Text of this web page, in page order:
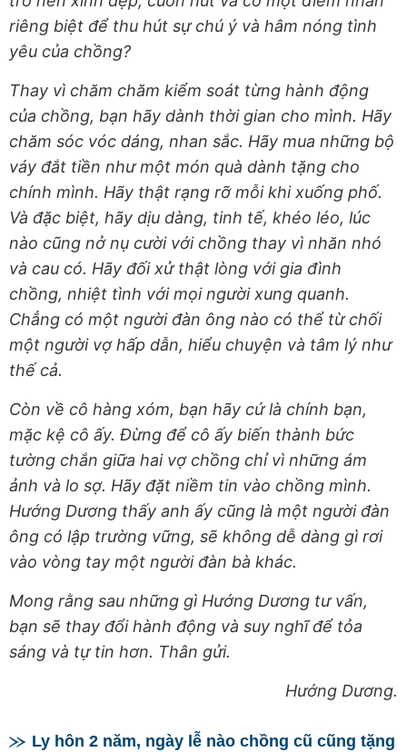
riêng biệt để thu hút sự chú ý và hâm nóng tình
yêu của chồng?
Thay vì chăm chăm kiểm soát từng hành động
của chồng, bạn hãy dành thời gian cho mình. Hãy
chăm sóc vóc dáng, nhan sắc. Hãy mua những bộ
váy đắt tiền như một món quà dành tặng cho
chính mình. Hãy thật rạng rỡ mỗi khi xuống phố.
Và đặc biệt, hãy dịu dàng, tinh tế, khéo léo, lúc
nào cũng nở nụ cười với chồng thay vì nhăn nhó
và cau có. Hãy đối xử thật lòng với gia đình
chồng, nhiệt tình với mọi người xung quanh.
Chẳng có một người đàn ông nào có thể từ chối
một người vợ hấp dẫn, hiểu chuyện và tâm lý như
thế cả.
Còn về cô hàng xóm, bạn hãy cứ là chính bạn,
mặc kệ cô ấy. Đừng để cô ấy biến thành bức
tường chắn giữa hai vợ chồng chỉ vì những ám
ảnh và lo sợ. Hãy đặt niềm tin vào chồng mình.
Hướng Dương thấy anh ấy cũng là một người đàn
ông có lập trường vững, sẽ không dễ dàng gì rơi
vào vòng tay một người đàn bà khác.
Mong rằng sau những gì Hướng Dương tư vấn,
bạn sẽ thay đổi hành động và suy nghĩ để tỏa
sáng và tự tin hơn. Thân gửi.
Hướng Dương.
Ly hôn 2 năm, ngày lễ nào chồng cũ cũng tặng